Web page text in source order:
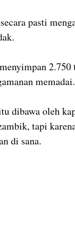
pasti
memadai.
dibawa oleh
tapi
di sana.